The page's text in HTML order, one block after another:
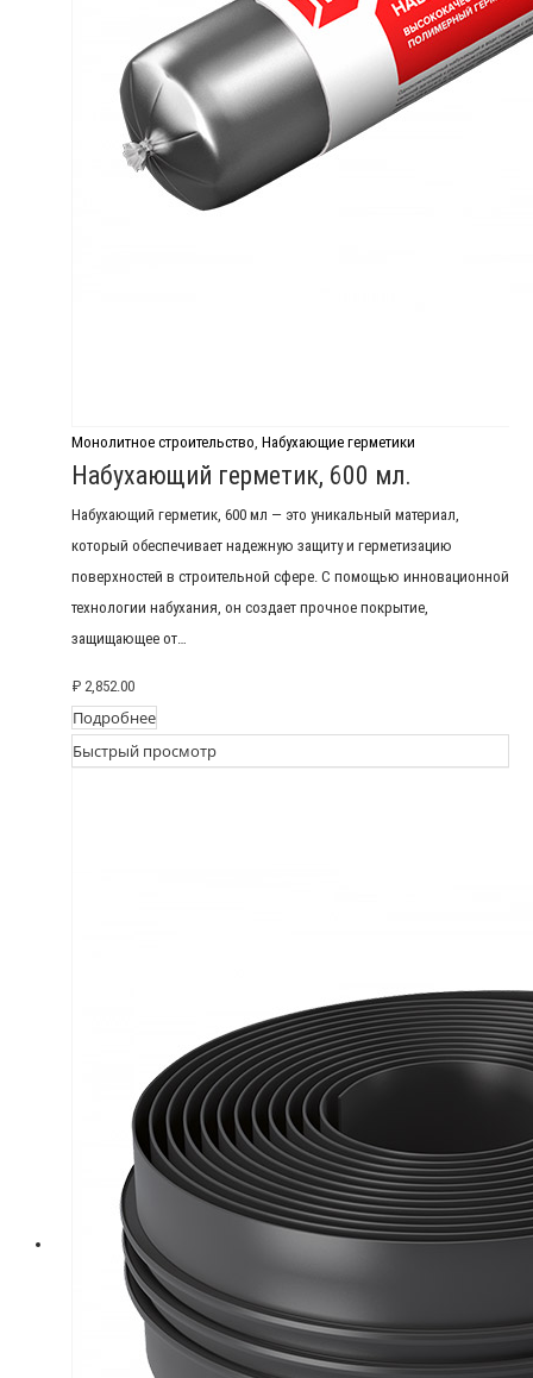
Монолитное строительство Набухающие герметики
Набухающий герметик, 600 мл.
Набухающий герметик, 600 мл — это уникальный материал,
который обеспечивает надежную защиту и герметизацию
поверхностей в строительной сфере. С помощью инновационной
технологии набухания, он создает прочное покрытие,
защищающее от…
₽ 2,852.00
Подробнее
Быстрый просмотр